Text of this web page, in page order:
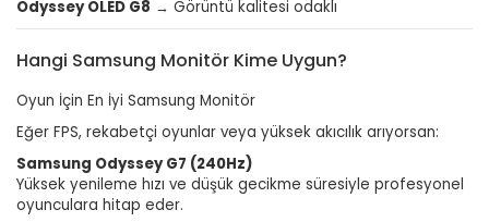
Odyssey OLED G8 → Görüntü kalitesi odaklı
Hangi Samsung Monitör Kime Uygun?
Oyun İçin En İyi Samsung Monitör
Eğer FPS, rekabetçi oyunlar veya yüksek akıcılık arıyorsan:
Samsung Odyssey G7 (240Hz)
Yüksek yenileme hızı ve düşük gecikme süresiyle profesyonel
oyunculara hitap eder.